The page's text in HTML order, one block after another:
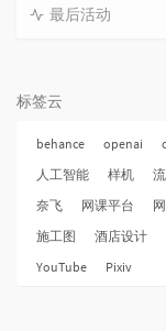
最后活动
标签云
behance openai
人工智能
样机
奈飞
网课平台
施工图
酒店设计
YouTube
Pixiv